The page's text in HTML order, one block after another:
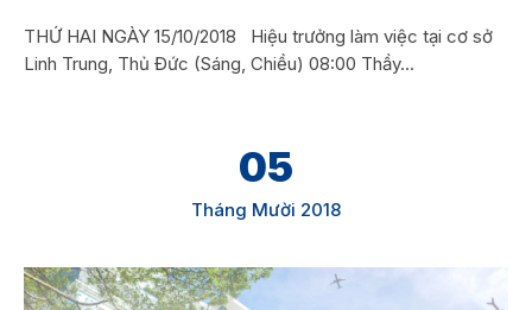
THỨ HAI NGÀY 15/10/2018 Hiệu trưởng làm việc tại cơ sở
Linh Trung, Thủ Đức (Sáng, Chiều) 08:00 Thầy...
05
Tháng Mười 2018